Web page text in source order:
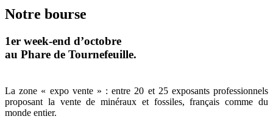
Notre bourse
1er week-end d’octobre
au Phare de Tournefeuille.
La zone « expo vente » : entre 20 et 25 exposants professionnels
proposant la vente de minéraux et fossiles, français comme du
monde entier.